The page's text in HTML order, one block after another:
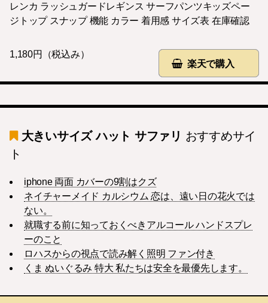
レンカ ラッシュガードレギンス サーフパンツキッズペー
ジトップ スナップ 機能 カラー 着用感 サイズ表 在庫確認
楽天で購入
1,180円（税込み）
大きいサイズ ハット サファリ おすすめサイ
ト
iphone 両面 カバーの9割はクズ
ネイチャーメイド カルシウム 恋は、遠い日の花火では
ない。
就職する前に知っておくべきアルコール ハンドスプレ
ーのこと
ロハスからの視点で読み解く照明 ファン付き
くま ぬいぐるみ 特大 私たちは安全を最優先します。